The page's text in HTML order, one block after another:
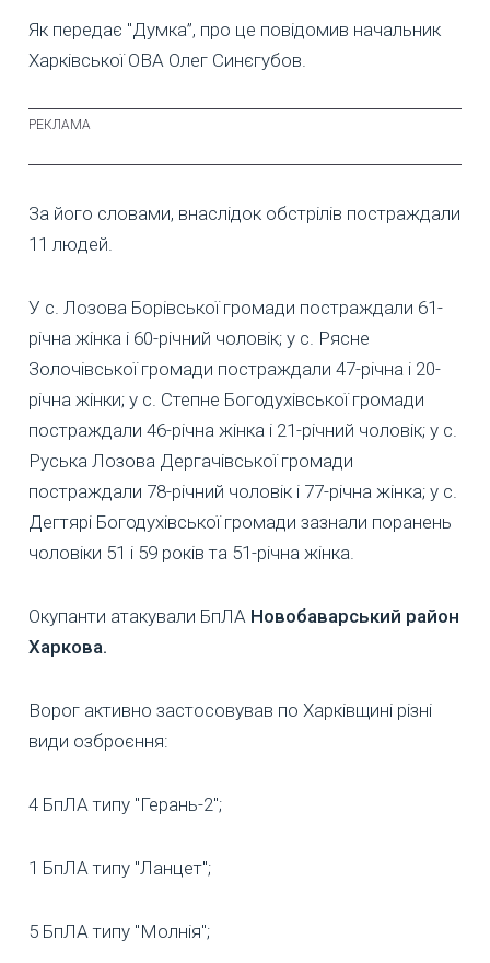
Як передає "Думка”, про це повідомив начальник
Харківської ОВА Олег Синєгубов.
За його словами, внаслідок обстрілів постраждали
11 людей.
У с. Лозова Борівської громади постраждали 61-
річна жінка і 60-річний чоловік; у с. Рясне
Золочівської громади постраждали 47-річна і 20-
річна жінки; у с. Степне Богодухівської громади
постраждали 46-річна жінка і 21-річний чоловік; у с.
Руська Лозова Дергачівської громади
постраждали 78-річний чоловік і 77-річна жінка; у с.
Дегтярі Богодухівської громади зазнали поранень
чоловіки 51 і 59 років та 51-річна жінка.
Окупанти атакували БпЛА Новобаварський район
Харкова.
Ворог активно застосовував по Харківщині різні
види озброєння:
4 БпЛА типу "Герань-2";
1 БпЛА типу "Ланцет";
5 БпЛА типу "Молнія";